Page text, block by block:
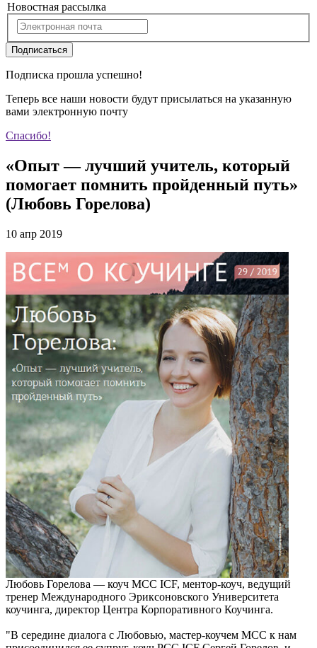
Новостная рассылка
Подписаться
Подписка прошла успешно!
Теперь все наши новости будут присылаться на указанную
вами электронную почту
Спасибо!
«Опыт — лучший учитель, который
помогает помнить пройденный путь»
(Любовь Горелова)
10 апр 2019
Любовь Горелова — коуч MCC ICF, ментор-коуч, ведущий
тренер Международного Эриксоновского Университета
коучинга, директор Центра Корпоративного Коучинга.
"В середине диалога с Любовью, мастер-коучем МСС к нам